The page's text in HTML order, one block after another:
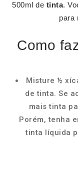
500ml de tinta.
para
Como
Misture ½
de tinta. Se
mais tinta
Porém, tenha
tinta líquida